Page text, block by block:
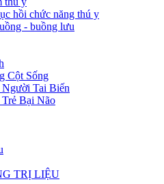
hồi chức năng thú y
- buồng lưu
Cột Sống
Tai Biến
Bại Não
TRỊ LIỆU